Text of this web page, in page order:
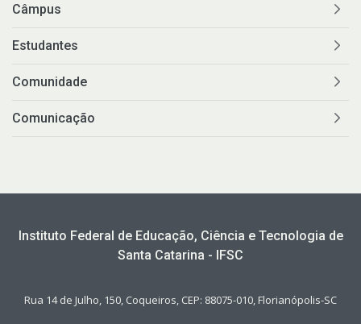
Câmpus
Estudantes
Comunidade
Comunicação
Instituto Federal de Educação, Ciência e Tecnologia de
Santa Catarina - IFSC
Rua 14 de Julho, 150, Coqueiros, CEP: 88075-010, Florianópolis-SC